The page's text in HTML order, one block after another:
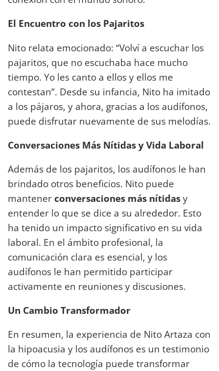
El Encuentro con los Pajaritos
Nito relata emocionado: “Volví a escuchar los
pajaritos, que no escuchaba hace mucho
tiempo. Yo les canto a ellos y ellos me
contestan”. Desde su infancia, Nito ha imitado
a los pájaros, y ahora, gracias a los audífonos,
puede disfrutar nuevamente de sus melodías.
Conversaciones Más Nítidas y Vida Laboral
Además de los pajaritos, los audífonos le han
brindado otros beneficios. Nito puede
mantener conversaciones más nítidasy
entender lo que se dice a su alrededor. Esto
ha tenido un impacto significativo en su vida
laboral. En el ámbito profesional, la
comunicación clara es esencial, y los
audífonos le han permitido participar
activamente en reuniones y discusiones.
Un Cambio Transformador
En resumen, la experiencia de Nito Artaza con
la hipoacusia y los audífonos es un testimonio
de cómo la tecnología puede transformar